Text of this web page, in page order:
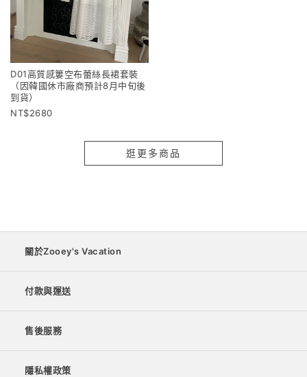
D01高質感簍空布蕾絲長裙套裝
（因韓國休市廠商預計8月中旬後
到貨）
2680
逛更多商品
關於Zooey's Vacation
付款與運送
售後服務
隱私權政策